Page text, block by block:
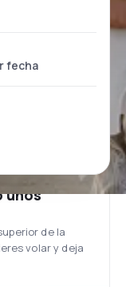
unos
de la
volar y deja